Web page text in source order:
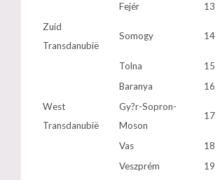
Fejér
13
Zuid
Transdanubië
Somogy 14
Tolna
15
Baranya
16
West
Transdanubië
Gy?r-Sopron-
Moson
17
Vas
18
Veszprém
19